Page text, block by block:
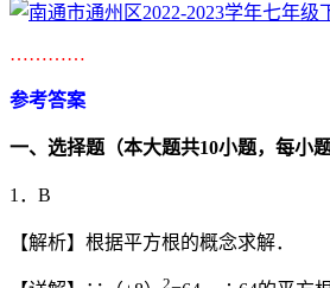
…………
参考答案
一、选择题（本大题共10小题，每小
1．B
【解析】根据平方根的概念求解．
2